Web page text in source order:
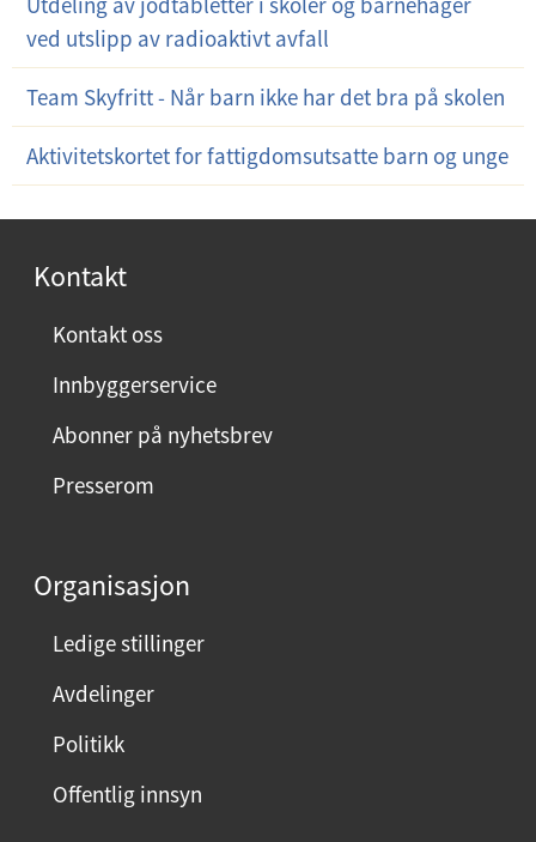
ved utslipp av radioaktivt avfall
Team Skyfritt - Når barn ikke har det bra på skolen
Aktivitetskortet for fattigdomsutsatte barn og unge
Kontakt
Kontakt oss
Innbyggerservice
Abonner på nyhetsbrev
Presserom
Organisasjon
Ledige stillinger
Avdelinger
Politikk
Offentlig innsyn